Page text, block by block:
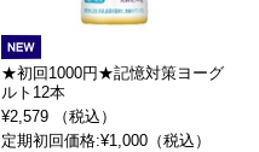
★初回1000円★記憶対策ヨーグ
ルト12本
¥2,579 （税込）
定期初回価格:¥1,000（税込）